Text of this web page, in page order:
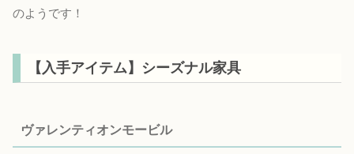
のようです！
【入手アイテム】シーズナル家具
ヴァレンティオンモービル